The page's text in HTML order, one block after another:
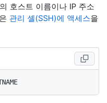
호스트 이름이나 IP 주소
관리 셸(SSH)에 액세스을